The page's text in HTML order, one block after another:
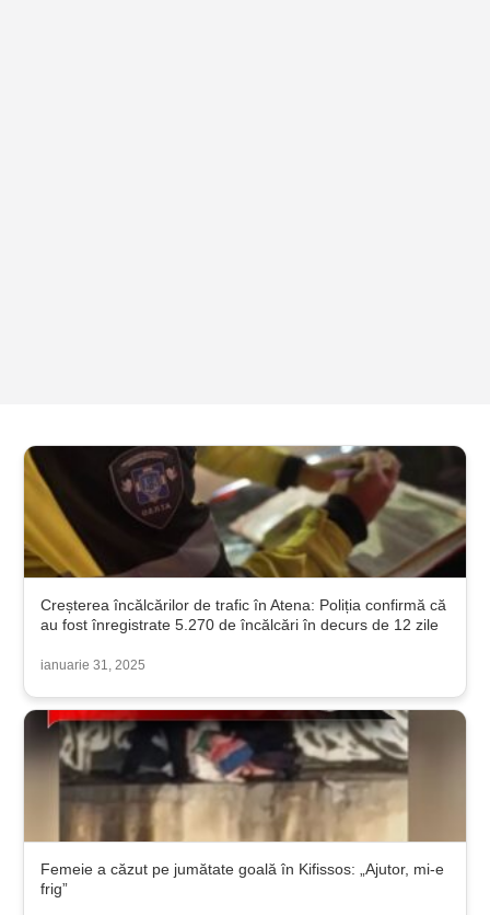
Creșterea încălcărilor de trafic în Atena: Poliția confirmă că
au fost înregistrate 5.270 de încălcări în decurs de 12 zile
ianuarie 31, 2025
Femeie a căzut pe jumătate goală în Kifissos: „Ajutor, mi-e
frig”